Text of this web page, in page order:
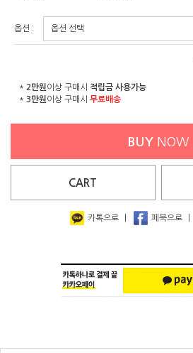
옵션 :
* 2만원 이상 구매시 적립금 사용가능
* 3만원 이상 구매시 무료배송
BUY NOW
CART
카톡으로 페북으로